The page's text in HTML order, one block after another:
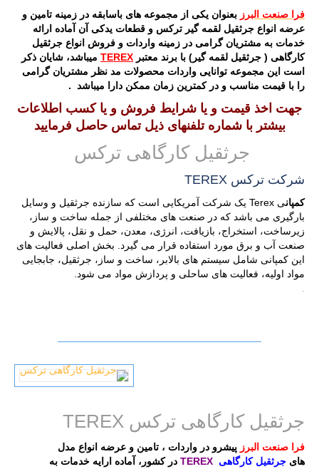
فرا صنعت البرز بعنوان یکی از مجموعه های باسابقه در زمینه تامین و
عرضه انواع جرثقیل لقمه گیر ترکس و قطعات یدکی آن
آماده ارائه
خدمات به مشتریان گرامی در زمینه واردات و فروش انواع جرثقیل
کارگاهی ( جرثقیل لقمه گیر) با برند معتبر TEREX میباشد، شایان ذکر
است این مجموعه توانایی واردات محصولات مد نظر مشتریان گرامی
را با قیمت مناسب و در کمترین زمان ممکن دارا میباشد .
جهت اخذ قیمت و یا شرایط فروش و یا کسب اطلاعات
بیشتر با شماره تلفنهای ذیل تماس حاصل فرمایید
جرثقیل کارگاهی ترکس
شرکت ترکس TEREX
کمپانی Terex یک شرکت آمریکایی است که سازنده جرثقیل و وسایل
بارگیری می باشد که در صنعت های مختلفی از جمله ساخت و ساز،
زیرساخت، استخراج، بازیافت، انرژی، معدن، حمل و نقل، پالایش و
صنعت آب و برق مورد استفاده قرار می گیرد. بخش اصلی فعالیت های
این کمپانی شامل سیستم های بالابر، ساخت و ساز، جرثقیل، جابجایی
مواد اولیه، فعالیت های ساحلی و پردازش مواد می شود.
جرثقیل کارگاهی ترکس TEREX
فرا صنعت البرز پیشرو در واردات ، تامین و عرضه انواع مدل
های جرثقیل کارگاهی TEREX در کشور، آماده ارایه خدمات به